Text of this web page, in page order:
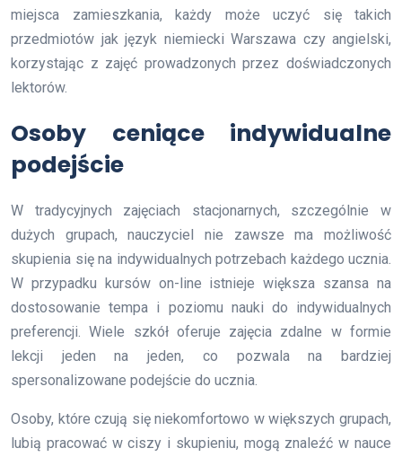
miejsca zamieszkania, każdy może uczyć się takich
przedmiotów jak język niemiecki Warszawa czy angielski,
korzystając z zajęć prowadzonych przez doświadczonych
lektorów.
Osoby ceniące indywidualne
podejście
W tradycyjnych zajęciach stacjonarnych, szczególnie w
dużych grupach, nauczyciel nie zawsze ma możliwość
skupienia się na indywidualnych potrzebach każdego ucznia.
W przypadku kursów on-line istnieje większa szansa na
dostosowanie tempa i poziomu nauki do indywidualnych
preferencji. Wiele szkół oferuje zajęcia zdalne w formie
lekcji jeden na jeden, co pozwala na bardziej
spersonalizowane podejście do ucznia.
Osoby, które czują się niekomfortowo w większych grupach,
lubią pracować w ciszy i skupieniu, mogą znaleźć w nauce